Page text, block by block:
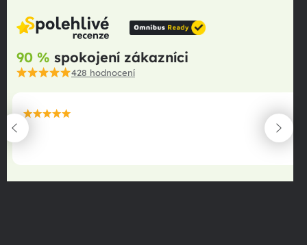
90 % spokojení zákazníci
428 hodnocení
maximální spokojenost
22.06.2025